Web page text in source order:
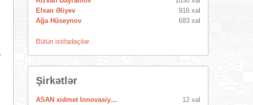
Elxan Əliyev
916 xal
Ağa Hüseynov
683 xal
Bütün istifadəçilər
Şirkətlər
ASAN xidmet Innovasiya Mərkəzi
12 xal